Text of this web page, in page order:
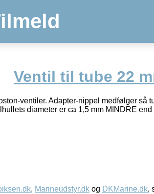
Ventil til tube 22
ventiler. Adapter-nippel medfølger så
diameter er ca 1,5 mm MINDRE
, Marineudstyr.dk og DKMarine.dk,